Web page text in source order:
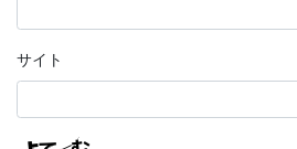
サイト